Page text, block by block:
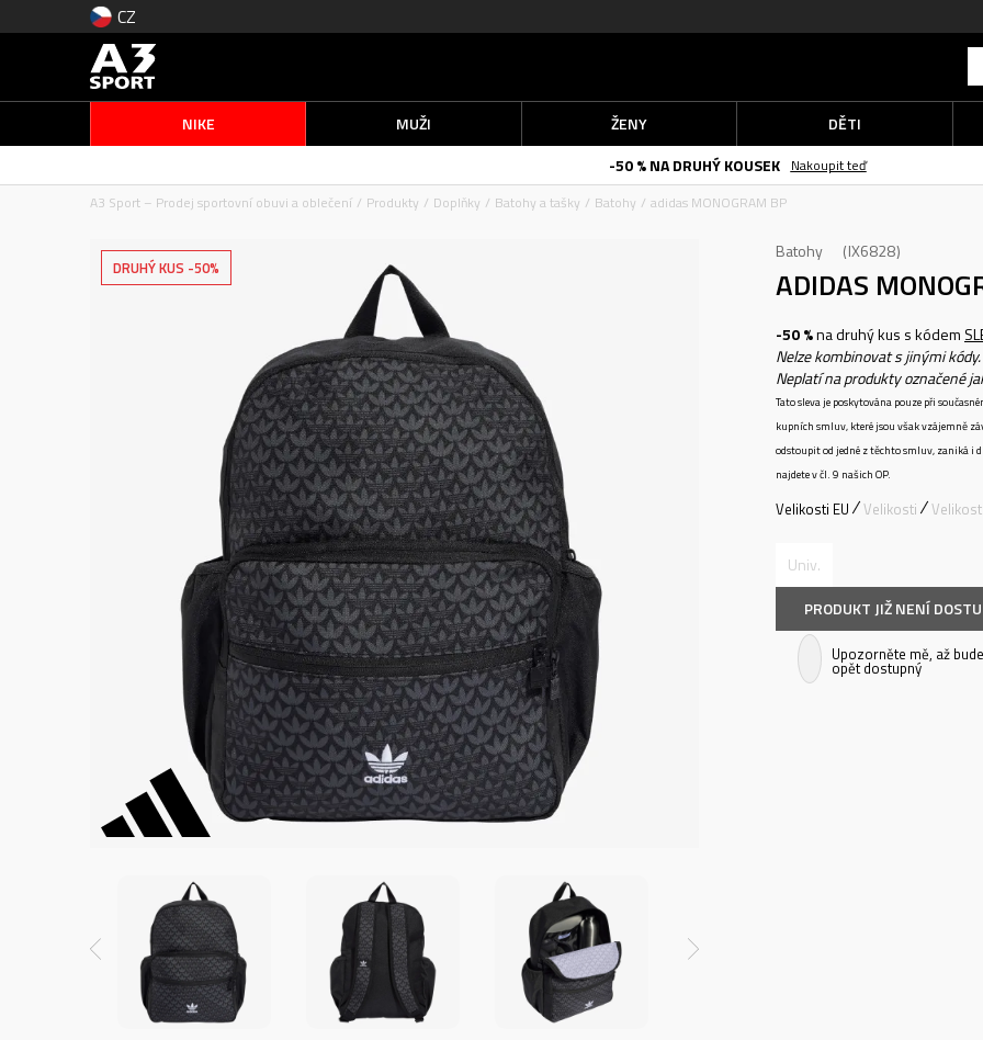
CZ
NIKE MUŽI ŽENY
DĚTI
-50 % NA DRUHÝ KOUSEK
Nakoupit teď
A3 Sport – Prodej sportovní obuvi a oblečení
Produkty Doplňky Batohy a tašky Batohy adidas MONOGRAM BP
DRUHÝ KUS -50%
Batohy IX6828
ADIDAS
-50 %na druhý kus s kódem
Nelze kombinovat s jinými kódy.
Neplatí na produkty označené
Tato sleva je poskytována pouze při
kupních smluv, které jsou však vzájemně
odstoupit od jedné z těchto smluv, zaniká i
najdete v čl. 9 našich OP.
Velikosti EU Velikosti
Univ.
PRODUKT JIŽ NENÍ
Upozorněte mě, až
opět dostupný